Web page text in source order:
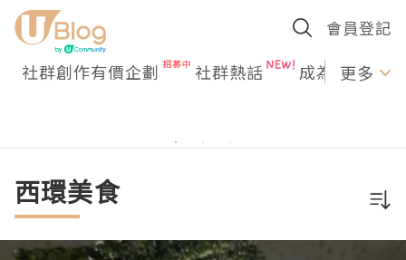
會員登記
社群創作有價企劃 社群熱話 成為U更多
西環美食